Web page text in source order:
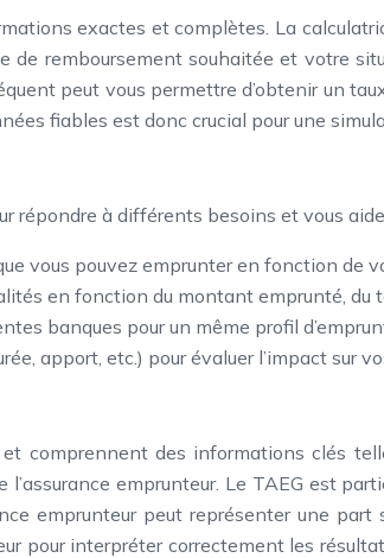
exactes et complètes. La
remboursement souhaitée et votre
peut vous permettre d’obtenir un
fiables est donc crucial pour une
répondre à différents besoins et vous
vous pouvez emprunter en fonction de
en fonction du montant emprunté, du
banques pour un même profil
apport, etc.) pour évaluer l’impact sur
comprennent des informations clés
emprunteur. Le TAEG est
emprunteur peut représenter une
pour interpréter correctement les